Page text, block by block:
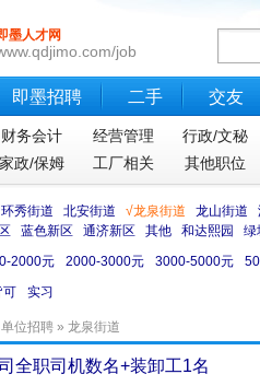
墨人才网
job
即墨招聘 二手 交友
财务会计 经营管理
行政/文秘
家政/保姆 工厂相关 其他职位
环秀街道 北安街道 √龙泉街道 龙山街道
蓝色新区 通济新区 其他 和达熙园
绿
2000元 2000-3000元 3000-5000元
可 实习
单位招聘 » 龙泉街道
全职司机数名+装卸工1名